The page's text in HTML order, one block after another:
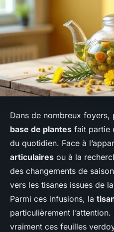
Dans de nombreux foyers,
base de plantes fait partie
du quotidien. Face à
articulaires ou à la
des changements de
vers les tisanes issues de
Parmi ces infusions, la
particulièrement
vraiment ces feuilles